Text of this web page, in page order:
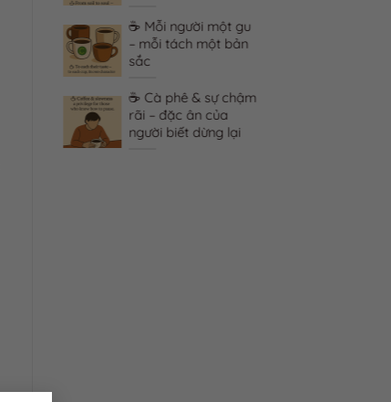
☕ Mỗi người một gu
– mỗi tách một bản
sắc
☕ Cà phê & sự chậm
rãi – đặc ân của
người biết dừng lại